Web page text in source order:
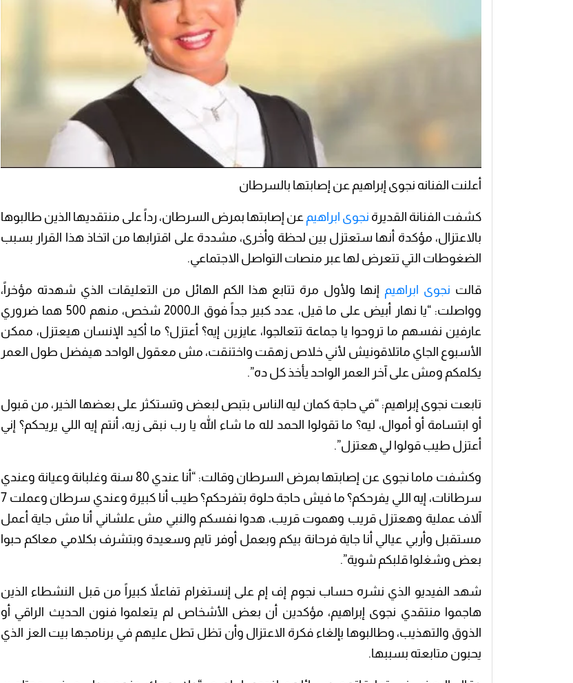
أعلنت الفنانه نجوى إبراهيم عن إصابتها بالسرطان
كشفت الفنانة القديرة نجوى ابراهيم عن إصابتها بمرض السرطان، رداً على منتقديها الذين طالبوها
بالاعتزال، مؤكدة أنها ستعتزل بين لحظة وأخرى، مشددة على اقترابها من اتخاذ هذا القرار بسبب
الضغوطات التي تتعرض لها عبر منصات التواصل الاجتماعي.
قالت نجوى ابراهيم إنها ولأول مرة تتابع هذا الكم الهائل من التعليقات الذي شهدته مؤخراً،
وواصلت: “يا نهار أبيض على ما قيل، عدد كبير جداً فوق الـ2000 شخص، منهم 500 هما ضروري
عارفين نفسهم ما تروحوا يا جماعة تتعالجوا، عايزين إيه؟ أعتزل؟ ما أكيد الإنسان هيعتزل، ممكن
الأسبوع الجاي ماتلاقونيش لأني خلاص زهقت واختنقت، مش معقول الواحد هيفضل طول العمر
يكلمكم ومش على آخر العمر الواحد يأخذ كل ده”.
تابعت نجوى إبراهيم: “في حاجة كمان ليه الناس بتبص لبعض وتستكثر على بعضها الخير، من قبول
أو ابتسامة أو أموال، ليه؟ ما تقولوا الحمد لله ما شاء الله يا رب نبقى زيه، أنتم إيه اللي يريحكم؟ إني
أعتزل طيب قولوا لي هعتزل”.
وكشفت ماما نجوى عن إصابتها بمرض السرطان وقالت: “أنا عندي 80 سنة وغلبانة وعيانة وعندي
سرطانات، إيه اللي يفرحكم؟ ما فيش حاجة حلوة بتفرحكم؟ طيب أنا كبيرة وعندي سرطان وعملت 7
آلاف عملية وهعتزل قريب وهموت قريب، هدوا نفسكم والنبي مش علشاني أنا مش جاية أعمل
مستقبل وأربي عيالي أنا جاية فرحانة بيكم وبعمل أوفر تايم وسعيدة وبتشرف بكلامي معاكم حبوا
بعض وشغلوا قلبكم شوية”.
شهد الفيديو الذي نشره حساب نجوم إف إم على إنستغرام تفاعلاً كبيراً من قبل النشطاء الذين
هاجموا منتقدي نجوى إبراهيم، مؤكدين أن بعض الأشخاص لم يتعلموا فنون الحديث الراقي أو
الذوق والتهذيب، وطالبوها بإلغاء فكرة الاعتزال وأن تظل تطل عليهم في برنامجها بيت العز الذي
يحبون متابعته بسببها.